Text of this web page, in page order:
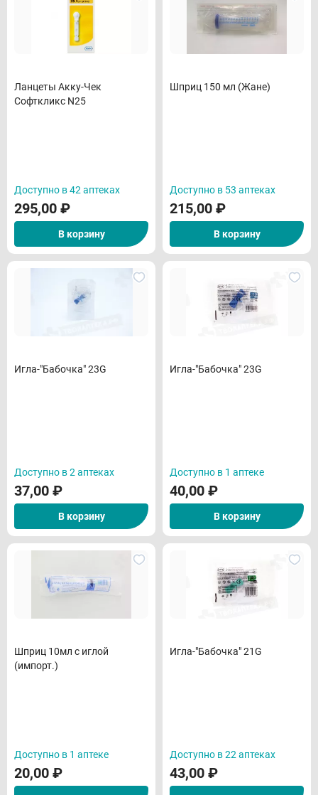
Ланцеты Акку-Чек
Софткликс N25
Доступно в 42 аптеках
295,00 ₽
В корзину
Шприц 150 мл (Жане)
Доступно в 53 аптеках
215,00 ₽
В корзину
Игла-"Бабочка" 23G
Доступно в 2 аптеках
37,00 ₽
В корзину
Игла-"Бабочка" 23G
Доступно в 1 аптеке
40,00 ₽
В корзину
Шприц 10мл с иглой
(импорт.)
Доступно в 1 аптеке
20,00 ₽
Игла-"Бабочка" 21G
Доступно в 22 аптеках
43,00 ₽